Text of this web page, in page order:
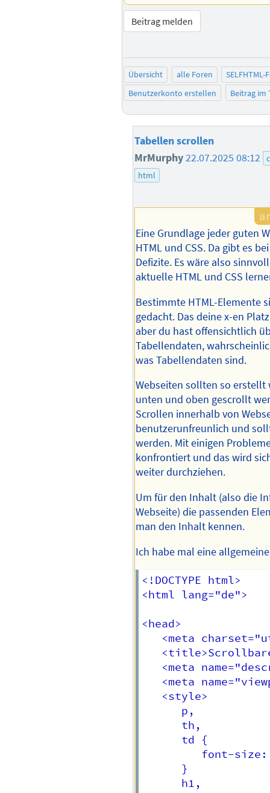
Beitrag melden
Übersicht alle Foren
SELFHTML-
Benutzerkonto erstellen
Beitrag im
Tabellen scrollen
MrMurphy22.07.2025 08:12
html
Eine Grundlage jeder guten
HTML und CSS. Da gibt es
Defizite. Es wäre also
aktuelle HTML und CSS
Bestimmte HTML-Elemente
gedacht. Das deine x-en
aber du hast offensichtlich
Tabellendaten,
was Tabellendaten sind.
Webseiten sollten so erstellt
unten und oben gescrollt
Scrollen innerhalb von
benutzerunfreunlich und
werden. Mit einigen
konfrontiert und das wird
weiter durchziehen.
Um für den Inhalt (also die
Webseite) die passenden
man den Inhalt kennen.
Ich habe mal eine
<!DOCTYPE html>
<html lang="de">
<head>
<meta
<meta
<meta
   <style>
      p,
      th,
      td {
font-
      }
      h1,